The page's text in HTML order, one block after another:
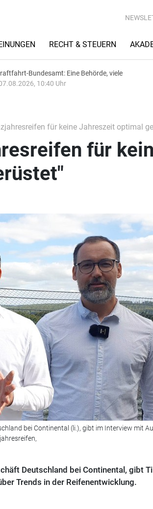
RECHT & STEUERN
Bundesamt: Eine Behörde, viele
10:40 Uhr
für keine Jahreszeit optimal
für
bei Continental (li.), gibt im Interview mit
Deutschland bei Continental, gibt
Trends in der Reifenentwicklung.